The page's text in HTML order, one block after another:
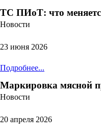
ТС ПИоТ: что
Новости
23 июня 2026
Подробнее...
Маркировка мясной
Новости
20 апреля 2026